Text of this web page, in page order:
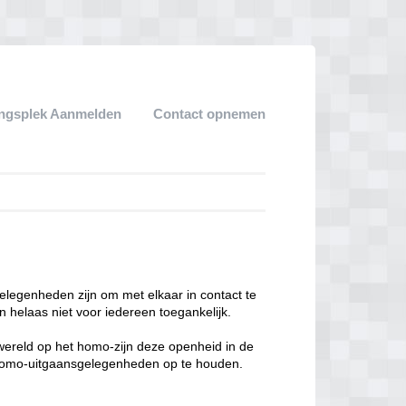
Aanmelden Contact opnemen
zijn om met elkaar in contact te
helaas niet voor iedereen toegankelijk.
op het homo-zijn deze openheid in de
uitgaansgelegenheden op te houden.